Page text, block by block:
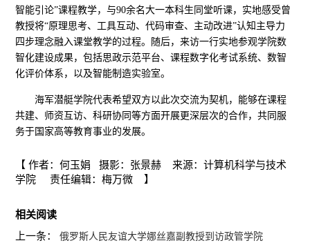
智能引论”课程教学，与90余名大一本科生同堂听课，实地感受曾
教授将“原理思考、工具互动、代码审查、主动改进”认知主导力
四步理念融入课堂教学的过程。随后，来访一行实地参观学院数
智化建设成果，包括思政示范平台、课程数字化考试系统、数智
化评价体系，以及智能制造实验室。
海军潜艇学院代表希望双方以此次交流为契机，能够在课程
共建、师资互访、科研协同等方面开展更深层次的合作，共同服
务于国家高等教育事业的发展。
【 作者：何玉娟 摄影：张景赫 来源：计算机科学与技术
学院 责任编辑：梅万微 】
相关阅读
上一条：俄罗斯人民友谊大学娜丝嘉副教授到访政管学院